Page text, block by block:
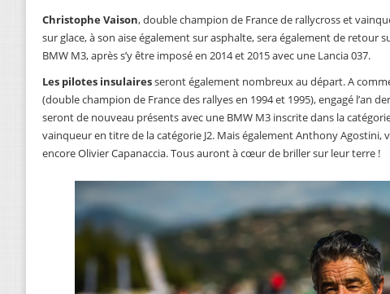
Christophe Vaison, double champion de France de rallycross et
sur glace, à son aise également sur asphalte, sera également de retour
BMW M3, après s’y être imposé en 2014 et 2015 avec une Lancia 037.
Les pilotes insulairesseront également nombreux au départ. A
(double champion de France des rallyes en 1994 et 1995), engagé l’an
seront de nouveau présents avec une BMW M3 inscrite dans la
vainqueur en titre de la catégorie J2. Mais également Anthony Agostini,
encore Olivier Capanaccia. Tous auront à cœur de briller sur leur terre !